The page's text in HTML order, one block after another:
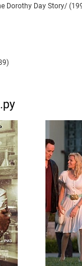
Dorothy Day Story/